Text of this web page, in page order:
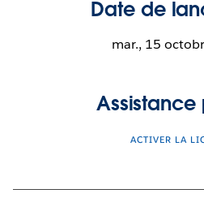
Date de
mar., 15
Assistance
ACTIVER LA